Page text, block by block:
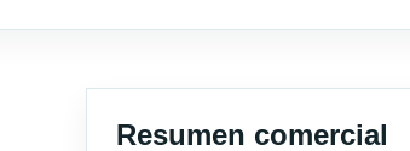
Resumen comercial